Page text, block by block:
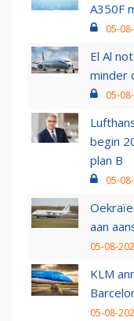
A350F
05-
El Al
minder
05-
begin
plan B
05-
aan
05-08-
KLM
05-08-